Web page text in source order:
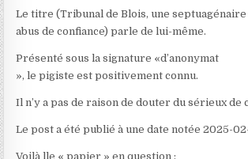
Le titre (Tribunal de Blois, une
abus de confiance) parle de lui-même.
Présenté sous la signature «d’anonymat
», le pigiste est positivement connu.
Il n’y a pas de raison de douter du sérieux de
Le post a été publié à une date notée 2025-02-
Voilà lle « papier » en question :